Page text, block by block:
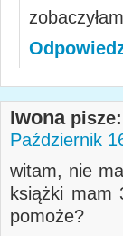
Iwona pisze:
Październik
witam, nie
książki mam
pomoże?